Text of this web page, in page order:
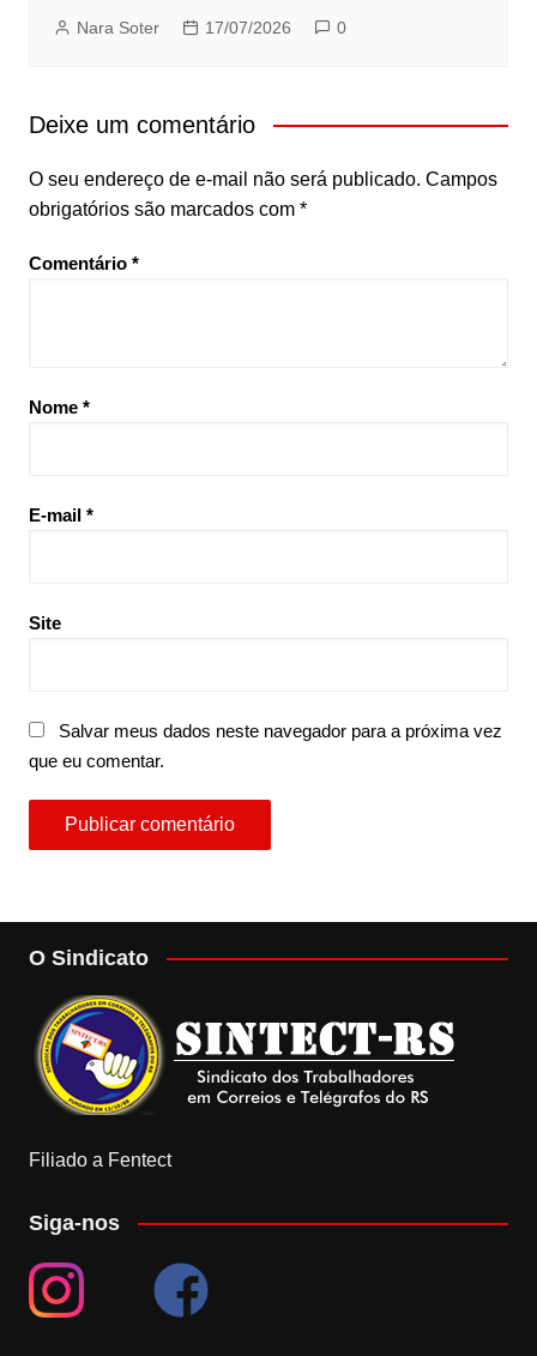
Nara Soter 17/07/2026 0
Deixe um comentário
O seu endereço de e-mail não será publicado. Campos
obrigatórios são marcados com *
Comentário *
Nome *
E-mail *
Site
Salvar meus dados neste navegador para a próxima vez
que eu comentar.
O Sindicato
Filiado a Fentect
Siga-nos